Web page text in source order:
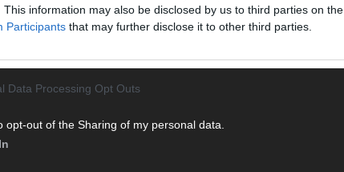
This information may also be disclosed by us to third parties on the
Participants that may further disclose it to other third parties.
Data Processing Opt Outs
opt-out of the Sharing of my personal data.